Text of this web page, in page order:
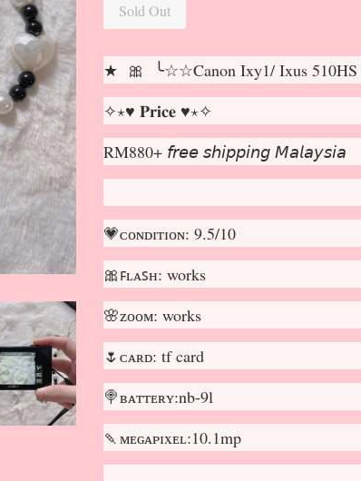
Sold Out
★ 🎀 ╰☆☆Canon Ixy1/ Ixus
✧⋆♥ 𝐏𝐫𝐢𝐜𝐞 ♥⋆✧
RM880+ 𝘧𝘳𝘦𝘦 𝘴𝘩𝘪𝘱𝘱𝘪𝘯𝘨 𝘔𝘢𝘭𝘢𝘺𝘴𝘪𝘢
💗ᴄᴏɴᴅɪᴛɪᴏɴ: 9.5/10
🎀ꜰʟᴀꜱʜ: works
🌸ᴢᴏᴏᴍ: works
🌷ᴄᴀʀᴅ: tf card
🍭ʙᴀᴛᴛᴇʀʏ:nb-9l
🍡ᴍᴇɢᴀᴘɪxᴇʟ:10.1mp